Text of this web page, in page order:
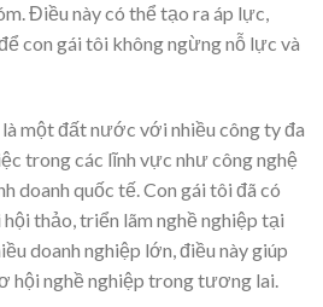
Điều này có thể tạo ra áp lực,
con gái tôi không ngừng nỗ lực và
một đất nước với nhiều công ty đa
trong các lĩnh vực như công nghệ
doanh quốc tế. Con gái tôi đã có
thảo, triển lãm nghề nghiệp tại
doanh nghiệp lớn, điều này giúp
hội nghề nghiệp trong tương lai.